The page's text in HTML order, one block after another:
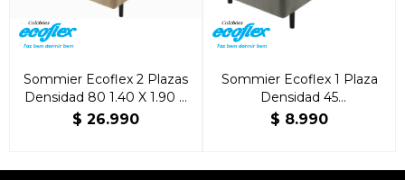
Sommier Ecoflex 2 Plazas
Densidad 80 1.40 X 1.90 X
30
$ 26.990
Sommier Ecoflex 1 Plaza
Densidad 45
80x1.90x20cm
$ 8.990